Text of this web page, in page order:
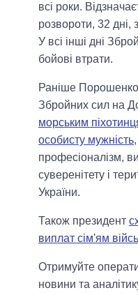
всі роки.
розвороти, 32
У всі інші дні
бойові втрати.
Раніше Порошенко
Збройних сил на
морським
особисту мужність
професіоналізм,
суверенітету і
України.
Також президент
виплат сім'ям
Отримуйте
новини та